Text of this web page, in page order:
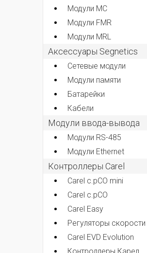
Модули MC
Модули FMR
Модули MRL
Аксессуары Segnetics
Сетевые модули
Модули памяти
Батарейки
Кабели
Модули ввода-вывода
Модули RS-485
Модули Ethernet
Контроллеры Carel
Carel c.pCO mini
Carel c.pCO
Carel Easy
Регуляторы скорости
Carel EVD Evolution